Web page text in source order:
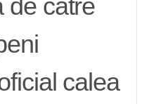
de către
calea